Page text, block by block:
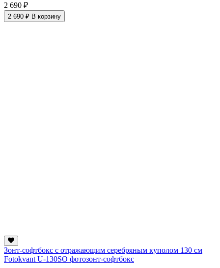
2 690 ₽
2 690 ₽ В корзину
Зонт-софтбокс с отражающим серебряным куполом 130 см
Fotokvant U-130SO фотозонт-софтбокс